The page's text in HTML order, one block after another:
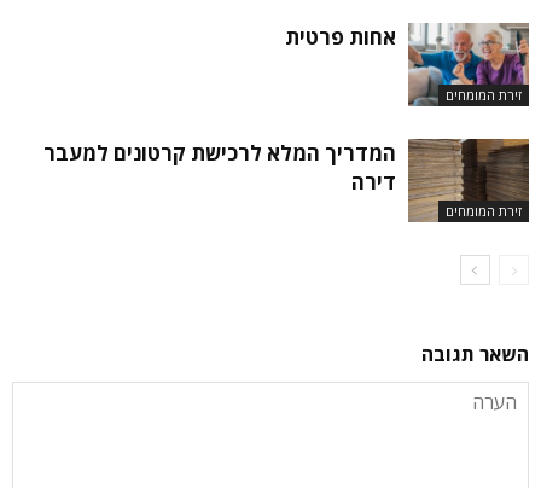
זירת המומחים
אחות פרטית
זירת המומחים
המדריך המלא לרכישת קרטונים למעבר
דירה
השאר תגובה